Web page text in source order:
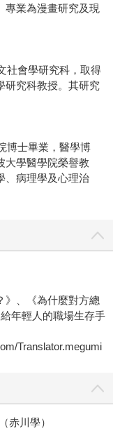
專業為漫畫研究及現
社會學研究科，取得
研究科教授。其研究
博士畢業，醫學博
大學醫學院榮譽教
、病理學及心理治
》、《為什麼對方總
年輕人的職場生存手
Translator.megumi
川學）